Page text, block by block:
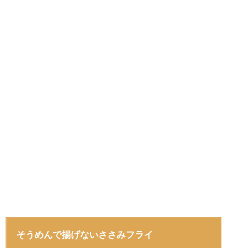
そうめんで揚げないささみフライ